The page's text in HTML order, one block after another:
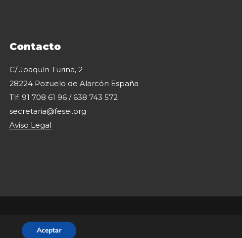
Contacto
C/ Joaquín Turina, 2
28224 Pozuelo de Alarcón España
Tlf: 91 708 61 96 / 638 743 572
secretaria@fesei.org
Aviso Legal
Aceptar